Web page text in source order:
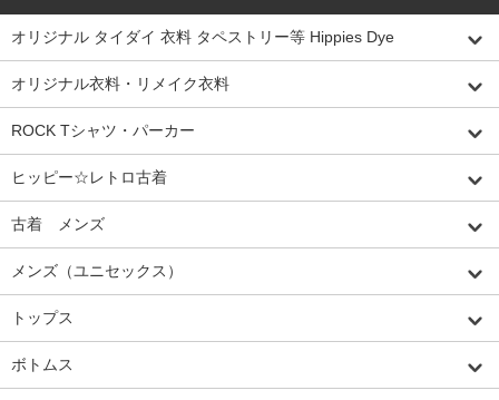
オリジナル タイダイ 衣料 タペストリー等 Hippies Dye
オリジナル衣料・リメイク衣料
ROCK Tシャツ・パーカー
ヒッピー☆レトロ古着
古着 メンズ
メンズ（ユニセックス）
トップス
ボトムス